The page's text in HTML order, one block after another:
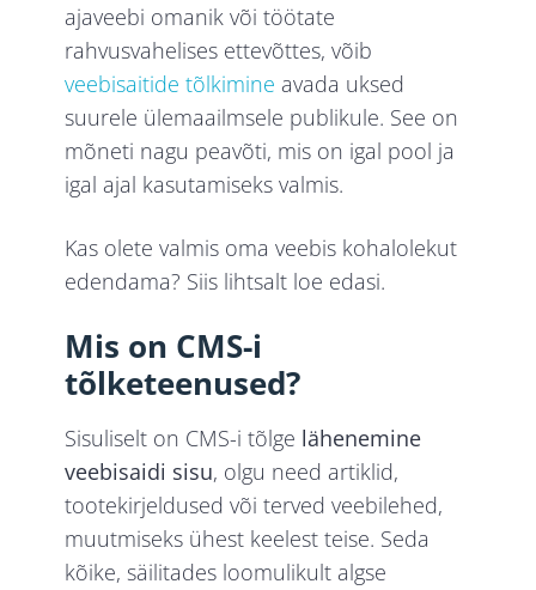
ajaveebi omanik või töötate
rahvusvahelises ettevõttes, võib
veebisaitide tõlkimine avada uksed
suurele ülemaailmsele publikule. See on
mõneti nagu peavõti, mis on igal pool ja
igal ajal kasutamiseks valmis.
Kas olete valmis oma veebis kohalolekut
edendama? Siis lihtsalt loe edasi.
Mis on CMS-i
tõlketeenused?
Sisuliselt on CMS-i tõlge lähenemine
veebisaidi sisu, olgu need artiklid,
tootekirjeldused või terved veebilehed,
muutmiseks ühest keelest teise. Seda
kõike, säilitades loomulikult algse